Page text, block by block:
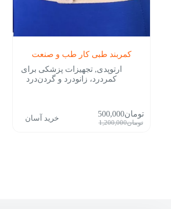
کمربند طبی کار طب و صنعت
ارتوپدی,تجهیزات پزشکی برای
کمردرد، زانودرد و گردن‌درد
تومان1,200,000
قیمت
تومان500,000
قیمت
خرید آسان